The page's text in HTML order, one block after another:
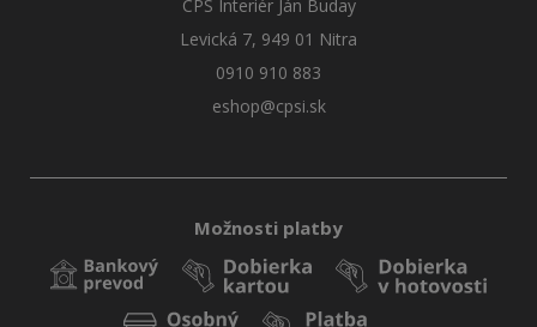
CPS Interiér Ján Buday
Levická 7, 949 01 Nitra
0910 910 883
eshop@cpsi.sk
Možnosti platby